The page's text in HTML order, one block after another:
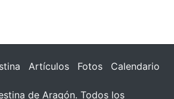
Artículos Fotos
Calendario
de Aragón. Todos los